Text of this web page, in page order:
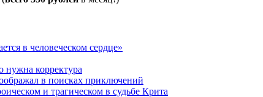
в человеческом сердце»
нужна корректура
в поисках приключений
и трагическом в судьбе Крита